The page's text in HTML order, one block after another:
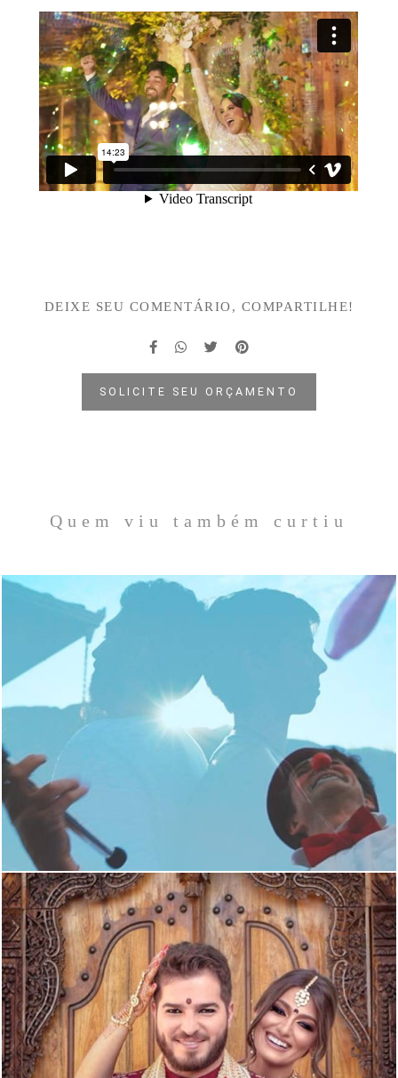
DEIXE SEU COMENTÁRIO, COMPARTILHE!
SOLICITE SEU ORÇAMENTO
Quem viu também curtiu
5816
2718 0